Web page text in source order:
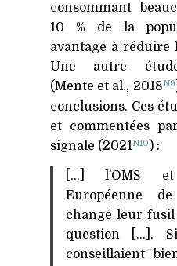
consommant
10 % de la
avantage à réduire
Une autre étude
(Mente et al., 2018N9
conclusions. Ces
et commentées
signale (2021N10 ) :
[…] l’OMS et
Européenne
changé leur fusil
question […].
conseillaient